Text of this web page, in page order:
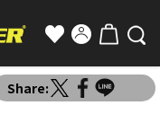
Share: